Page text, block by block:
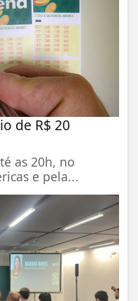
de R$ 20
as 20h, no
e pela...